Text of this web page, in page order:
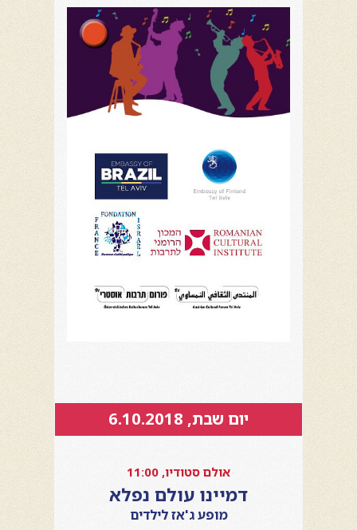
יום שבת, 6.10.2018
אולם סטודיו, 11:00
דמיינו עולם נפלא
מופע ג'אז לילדים